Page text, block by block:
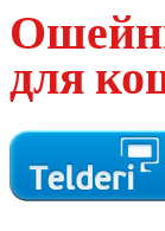
для